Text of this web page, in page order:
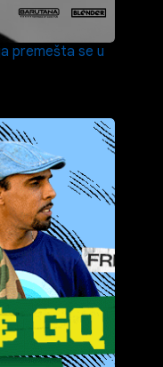
premešta se u